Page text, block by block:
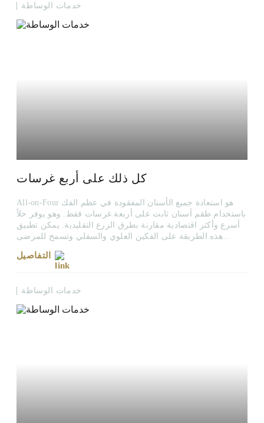
خدمات الوساطة
كل ذلك على أربع غرسات
All-on-Four هو استعادة جميع الأسنان المفقودة في عظم الفك
باستخدام طقم أسنان ثابت على أربعة غرسات فقط. وهو يوفر حلاً
أسرع وأكثر اقتصادية مقارنة بطرق الزرع التقليدية. يمكن تطبيق
هذه الطريقة على الفكين العلوي والسفلي وتسمح للمرضى
قصير.
التفاصيل
خدمات الوساطة